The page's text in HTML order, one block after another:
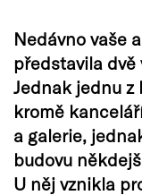
Nedávno vaše
představila
Jednak jednu z
kromě
a galerie,
budovu
U něj vznikla